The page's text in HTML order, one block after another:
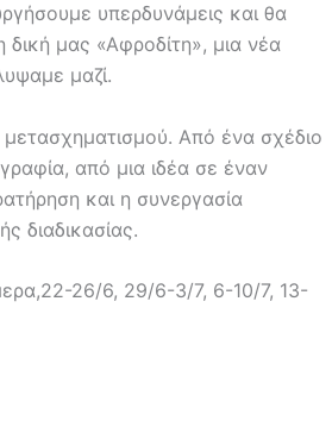
υπερδυνάμεις και θα
μας «Αφροδίτη», μια νέα
μαζί.
Από ένα σχέδιο
από μια ιδέα σε έναν
και η συνεργασία
διαδικασίας.
26/6, 29/6-3/7, 6-10/7, 13-